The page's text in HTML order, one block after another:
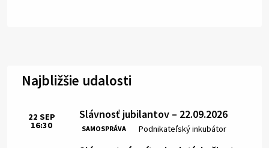
Najbližšie udalosti
Slávnosť jubilantov – 22.09.2026
SAMOSPRÁVA Miesto:
Podnikateľský inkubátor
Čas:
22 SEP
16:30